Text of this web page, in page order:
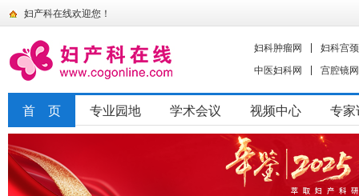
妇产科在线欢迎您！
妇科肿瘤网
妇科宫
中医妇科网
宫腔镜网
首 页 专业园地 学术会议 视频中心 专家